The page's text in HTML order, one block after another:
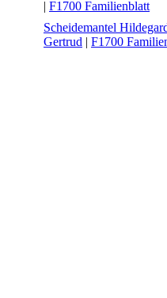
| F1700 Familienblatt
Scheidemantel
Gertrud | F1700